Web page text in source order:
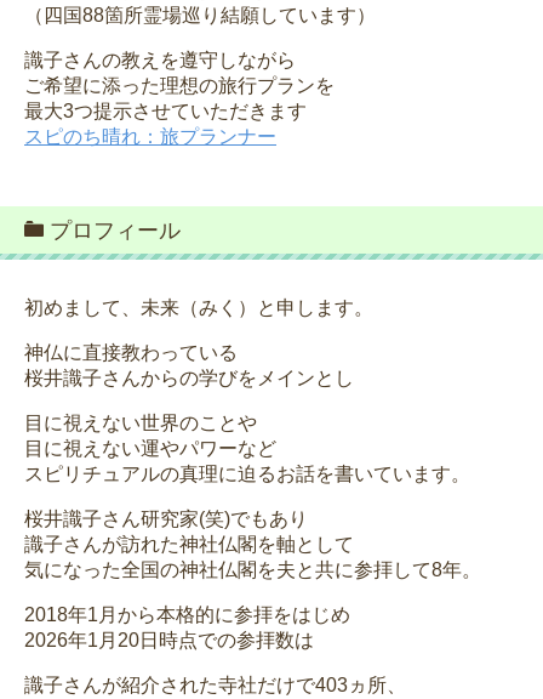
（四国88箇所霊場巡り結願しています）
識子さんの教えを遵守しながら
ご希望に添った理想の旅行プランを
最大3つ提示させていただきます
スピのち晴れ：旅プランナー
プロフィール
初めまして、未来（みく）と申します。
神仏に直接教わっている
桜井識子さんからの学びをメインとし
目に視えない世界のことや
目に視えない運やパワーなど
スピリチュアルの真理に迫るお話を書いています。
桜井識子さん研究家(笑)でもあり
識子さんが訪れた神社仏閣を軸として
気になった全国の神社仏閣を夫と共に参拝して8年。
2018年1月から本格的に参拝をはじめ
2026年1月20日時点での参拝数は
識子さんが紹介された寺社だけで403ヵ所、